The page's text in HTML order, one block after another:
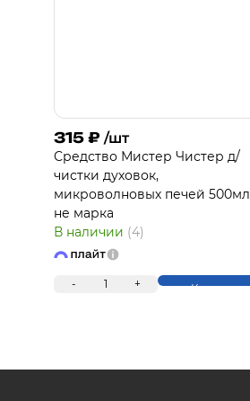
315 ₽ /шт
Средство Мистер Чистер д/
чистки духовок,
микроволновых печей 500мл
не марка
В наличии (4)
- 1 + Купить